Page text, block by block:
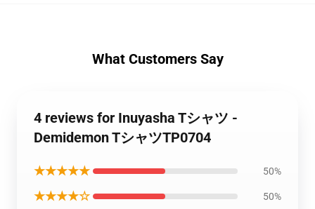
What Customers Say
4 reviews for Inuyasha Tシャツ -
Demidemon TシャツTP0704
★★★★★ 50%
★★★★☆ 50%